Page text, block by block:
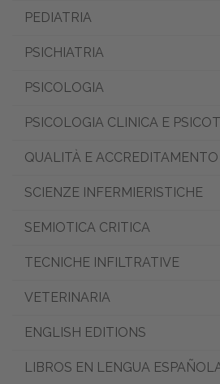
PEDIATRIA
PSICHIATRIA
PSICOLOGIA
PSICOLOGIA CLINICA E
QUALITÀ E
SCIENZE INFERMIERISTICHE
SEMIOTICA CRITICA
TECNICHE INFILTRATIVE
VETERINARIA
ENGLISH EDITIONS
LIBROS EN LENGUA